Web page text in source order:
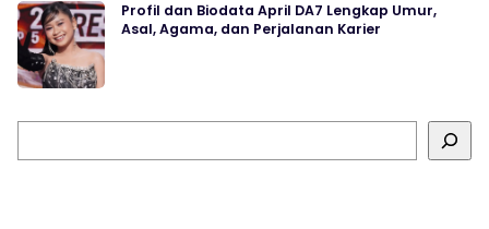
Profil dan Biodata April DA7 Lengkap Umur,
Asal, Agama, dan Perjalanan Karier